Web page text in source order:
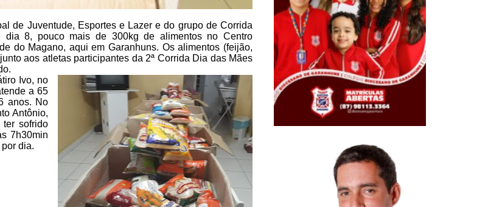
de Juventude, Esportes e Lazer e do grupo deCorrida
dia 8, poucomais de 300kg de alimentos no Centro
do Magano, aqui em Garanhuns. Os alimentos (feijão,
aos atletasparticipantes da 2ª Corrida Dia das Mães
Ivo, no
a 65
anos. No
Antônio,
ter sofrido
7h30min
dia.